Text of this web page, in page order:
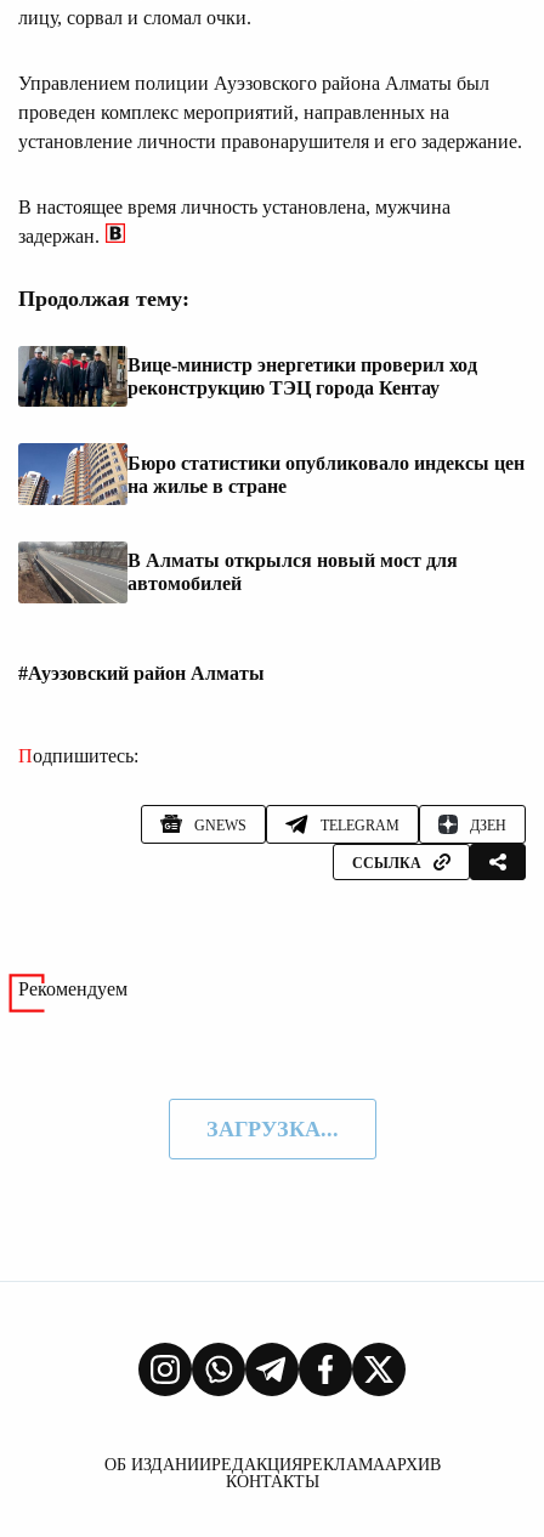
лицу, сорвал и сломал очки.
Управлением полиции Ауэзовского района Алматы был
проведен комплекс мероприятий, направленных на
установление личности правонарушителя и его задержание.
В настоящее время личность установлена, мужчина
задержан.
Продолжая тему:
Вице-министр энергетики проверил ход
реконструкцию ТЭЦ города Кентау
Бюро статистики опубликовало индексы цен
на жилье в стране
В Алматы открылся новый мост для
автомобилей
#Ауэзовский район Алматы
Подпишитесь:
GNEWS TELEGRAM ДЗЕН
ССЫЛКА
Рекомендуем
ЗАГРУЗКА...
ОБ ИЗДАНИИРЕДАКЦИЯРЕКЛАМААРХИВ
КОНТАКТЫ